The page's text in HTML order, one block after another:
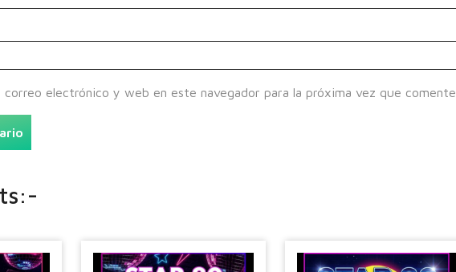
correo electrónico y web en este navegador para la próxima vez que comente.